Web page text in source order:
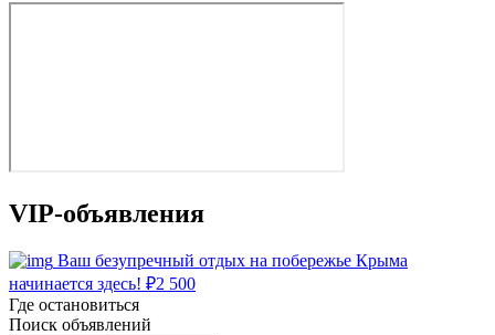
VIP-объявления
Ваш безупречный отдых на побережье Крыма
начинается здесь! ₽2 500
Где остановиться
Поиск объявлений